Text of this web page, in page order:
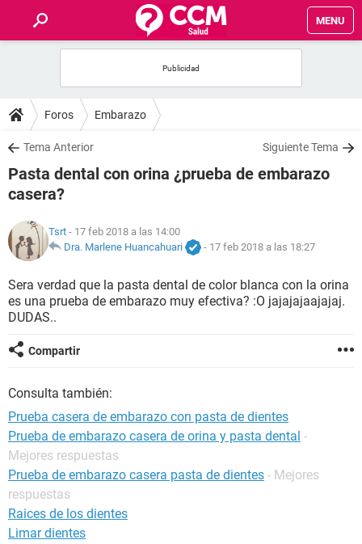
MENU
FOROS
SALUD
NUTRICIÓN
SEXUALIDAD
GLOSARIO
Foros Embarazo
Tema Anterior Siguiente Tema
Pasta dental con orina ¿prueba de embarazo
casera?
Tsrt - 17 feb 2018 a las 14:00
Dra. Marlene Huancahuari
- 17 feb 2018 a las 18:27
Sera verdad que la pasta dental de color blanca con la orina
es una prueba de embarazo muy efectiva? :O jajajajaajajaj.
DUDAS..
Compartir
Consulta también:
Prueba casera de embarazo con pasta de dientes
Prueba de embarazo casera de orina y pasta dental -
Mejores respuestas
Prueba de embarazo casera pasta de dientes - Mejores
respuestas
Raices de los dientes
Limar dientes